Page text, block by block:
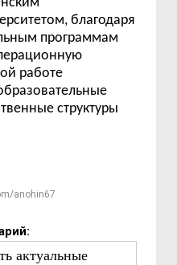
благодаря
программам
работе
структуры
anohin67
актуальные